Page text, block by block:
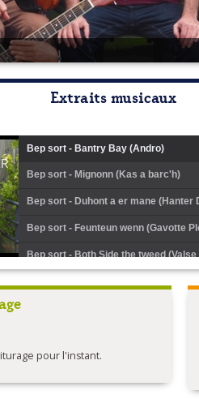
Extraits musicaux
Bep sort - Bantry Bay (Andro)
Bep sort - Mignonn (Kas a barc'h)
Bep sort - Duhont a er mane (Hanter
Bep sort - Feunteun wenn (Gavotte
Bep sort - Both Side the tweed
Bep sort - Suite Gavotte
Bep sort - Gwin ar c'hallaoued
pour l'instant.